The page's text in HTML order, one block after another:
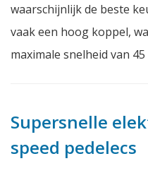
waarschijnlijk de beste
vaak een hoog koppel,
maximale snelheid van
Supersnelle
speed pedelecs